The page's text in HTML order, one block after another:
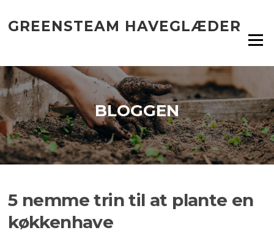
indhold
GREENSTEAM HAVEGLÆDER
Menu
BLOGGEN
5 nemme trin til at plante en
køkkenhave